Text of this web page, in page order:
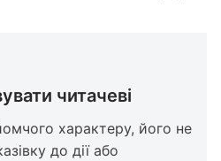
читачеві
характеру, його не
до дії або